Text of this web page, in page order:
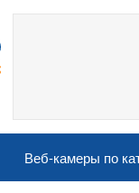
Веб-камеры по